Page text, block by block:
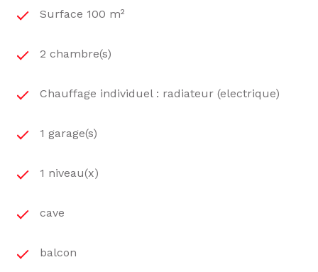
Surface 100 m²
2 chambre(s)
Chauffage individuel : radiateur (electrique)
1 garage(s)
1 niveau(x)
cave
balcon